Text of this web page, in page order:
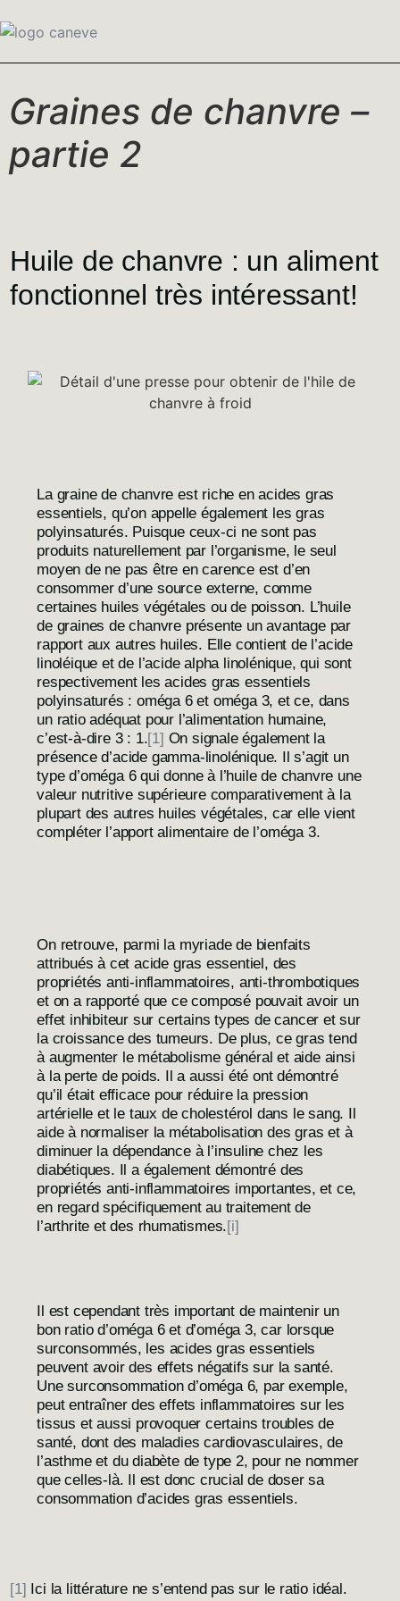
Graines de chanvre –
partie 2
Huile de chanvre : un aliment
fonctionnel très intéressant!
La graine de chanvre est riche en acides gras
essentiels, qu’on appelle également les gras
polyinsaturés. Puisque ceux-ci ne sont pas
produits naturellement par l’organisme, le seul
moyen de ne pas être en carence est d’en
consommer d’une source externe, comme
certaines huiles végétales ou de poisson. L’huile
de graines de chanvre présente un avantage par
rapport aux autres huiles. Elle contient de l’acide
linoléique et de l’acide alpha linolénique, qui sont
respectivement les acides gras essentiels
polyinsaturés : oméga 6 et oméga 3, et ce, dans
un ratio adéquat pour l’alimentation humaine,
c’est-à-dire 3 : 1.[1] On signale également la
présence d’acide gamma-linolénique. Il s’agit un
type d’oméga 6 qui donne à l’huile de chanvre une
valeur nutritive supérieure comparativement à la
plupart des autres huiles végétales, car elle vient
compléter l’apport alimentaire de l’oméga 3.
On retrouve, parmi la myriade de bienfaits
attribués à cet acide gras essentiel, des
propriétés anti-inflammatoires, anti-thrombotiques
et on a rapporté que ce composé pouvait avoir un
effet inhibiteur sur certains types de cancer et sur
la croissance des tumeurs. De plus, ce gras tend
à augmenter le métabolisme général et aide ainsi
à la perte de poids. Il a aussi été ont démontré
qu’il était efficace pour réduire la pression
artérielle et le taux de cholestérol dans le sang. Il
aide à normaliser la métabolisation des gras et à
diminuer la dépendance à l’insuline chez les
diabétiques. Il a également démontré des
propriétés anti-inflammatoires importantes, et ce,
en regard spécifiquement au traitement de
l’arthrite et des rhumatismes.[i]
Il est cependant très important de maintenir un
bon ratio d’oméga 6 et d’oméga 3, car lorsque
surconsommés, les acides gras essentiels
peuvent avoir des effets négatifs sur la santé.
Une surconsommation d’oméga 6, par exemple,
peut entraîner des effets inflammatoires sur les
tissus et aussi provoquer certains troubles de
santé, dont des maladies cardiovasculaires, de
l’asthme et du diabète de type 2, pour ne nommer
que celles-là. Il est donc crucial de doser sa
consommation d’acides gras essentiels.
[1] Ici la littérature ne s’entend pas sur le ratio idéal.